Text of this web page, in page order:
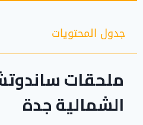
جدول المحتويات
ملحقات
الشمالية جدة